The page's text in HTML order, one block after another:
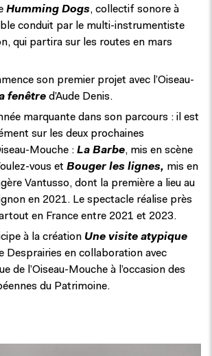
Humming Dogs, collectif sonore à
conduit par le multi-instrumentiste
qui partira sur les routes en mars
son premier projet avec l’Oiseau-
fenêtre d’Aude Denis.
marquante dans son parcours : il est
sur les deux prochaines
Mouche : La Barbe, mis en scène
vous et Bouger les lignes, mis en
Vantusso, dont la première a lieu au
en 2021. Le spectacle réalise près
en France entre 2021 et 2023.
à la création Une visite atypique
Desprairies en collaboration avec
de l’Oiseau-Mouche à l’occasion des
du Patrimoine.